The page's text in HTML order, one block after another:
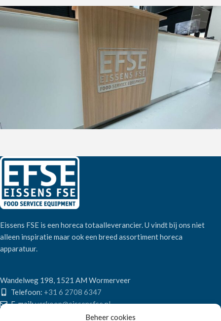
Beheer cookies
Eissens FSE is een horeca totaalleverancier. U vindt bij ons niet
alleen inspiratie maar ook een breed assortiment horeca
apparatuur.
Wandelweg 198, 1521 AM Wormerveer
Telefoon: +31 6 2708 6347
E-mail:verkoop@eissensfse.nl